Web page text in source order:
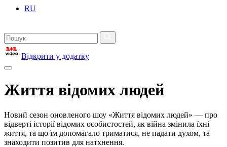
RU
Відкрити у додатку
Життя відомих людей
Новий сезон оновленого шоу «Життя відомих людей» — про
відверті історії відомих особистостей, як війна змінила їхні
життя, та що їм допомагало триматися, не падати духом, та
знаходити позитив для натхнення.